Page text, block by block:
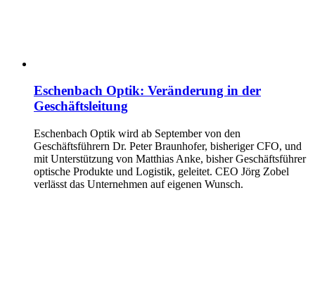
Eschenbach Optik: Veränderung in der
Geschäftsleitung
Eschenbach Optik wird ab September von den
Geschäftsführern Dr. Peter Braunhofer, bisheriger CFO, und
mit Unterstützung von Matthias Anke, bisher Geschäftsführer
optische Produkte und Logistik, geleitet. CEO Jörg Zobel
verlässt das Unternehmen auf eigenen Wunsch.